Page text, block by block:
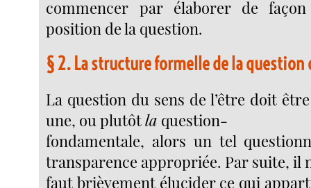
commencer par élaborer de
position de la question.
§ 2. La structure formelle de la question
La question du sens de l’être doit
une, ou plutôtla question-
fondamentale, alors un tel
transparence appropriée. Par suite, il
faut brièvement élucider ce qui